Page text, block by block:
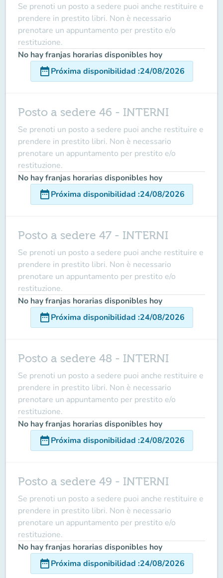
Se prenoti un posto a sedere puoi anche restituire e
prendere in prestito libri. Non è necessario
prenotare un appuntamento per prestito e/o
restituzione.
No hay franjas horarias disponibles hoy
date_rangePróxima disponibilidad :24/08/2026
Posto a sedere 46 - INTERNI
Se prenoti un posto a sedere puoi anche restituire e
prendere in prestito libri. Non è necessario
prenotare un appuntamento per prestito e/o
restituzione.
No hay franjas horarias disponibles hoy
date_rangePróxima disponibilidad :24/08/2026
Posto a sedere 47 - INTERNI
Se prenoti un posto a sedere puoi anche restituire e
prendere in prestito libri. Non è necessario
prenotare un appuntamento per prestito e/o
restituzione.
No hay franjas horarias disponibles hoy
date_rangePróxima disponibilidad :24/08/2026
Posto a sedere 48 - INTERNI
Se prenoti un posto a sedere puoi anche restituire e
prendere in prestito libri. Non è necessario
prenotare un appuntamento per prestito e/o
restituzione.
No hay franjas horarias disponibles hoy
date_rangePróxima disponibilidad :24/08/2026
Posto a sedere 49 - INTERNI
Se prenoti un posto a sedere puoi anche restituire e
prendere in prestito libri. Non è necessario
prenotare un appuntamento per prestito e/o
restituzione.
No hay franjas horarias disponibles hoy
date_rangePróxima disponibilidad :24/08/2026